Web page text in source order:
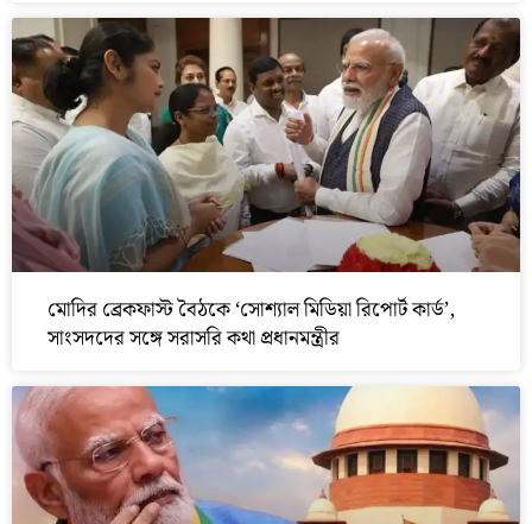
মোদির ব্রেকফাস্ট বৈঠকে ‘সোশ্যাল মিডিয়া রিপোর্ট কার্ড’,
সাংসদদের সঙ্গে সরাসরি কথা প্রধানমন্ত্রীর